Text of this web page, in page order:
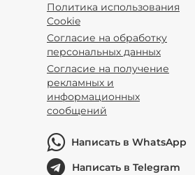
Политика использования
Cookie
Согласие на обработку
персональных данных
Согласие на получение
рекламных и
информационных
сообщений
Написать в WhatsApp
Написать в Telegram